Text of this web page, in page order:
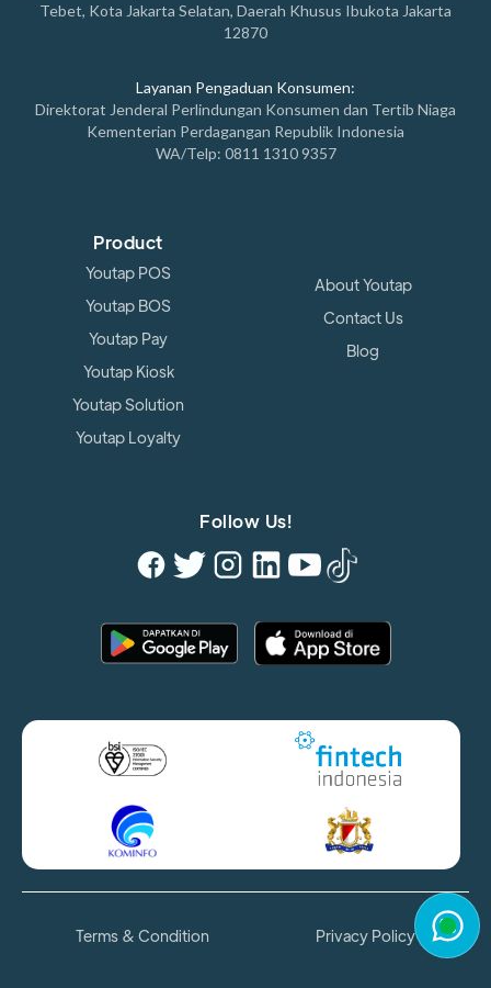
Tebet, Kota Jakarta Selatan, Daerah Khusus Ibukota Jakarta
12870
Layanan Pengaduan Konsumen:
Direktorat Jenderal Perlindungan Konsumen dan Tertib Niaga
Kementerian Perdagangan Republik Indonesia
WA/Telp: 0811 1310 9357
Product
Youtap POS
Youtap BOS
Youtap Pay
Youtap Kiosk
Youtap Solution
Youtap Loyalty
About Youtap
Contact Us
Blog
Follow Us!
Terms & Condition Privacy Policy